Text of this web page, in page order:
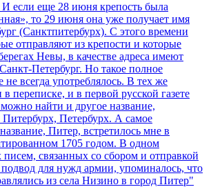
если еще 28 июня крепость была
то 29 июня она уже получает имя
(Санктпитербурх). С этого времени
отправляют из крепости и которые
Невы, в качестве адреса имеют
Петербург. Но такое полное
не всегда употреблялось. В тех же
в переписке, и в первой русской газете
найти и другое название,
Петербурх. А самое
Питер, встретилось мне в
1705 годом. В одном
писем, связанных со сбором и отправкой
подвод для нужд армии, упоминалось, что
из села Низино в город Питер"